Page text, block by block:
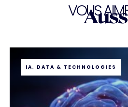
VOUS
IA, DATA & TECHNOLOGIES